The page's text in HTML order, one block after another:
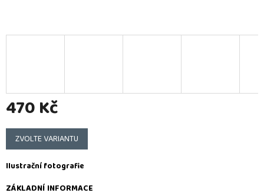
470 Kč
Měrná
cena:
ZVOLTE VARIANTU
Ilustrační fotografie
ZÁKLADNÍ INFORMACE